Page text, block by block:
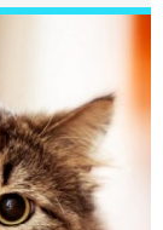
رعاية المسنين أو
على شكل
النهاية. اهم
ستكون هذه
الوفاة.
القلب ، ولكن